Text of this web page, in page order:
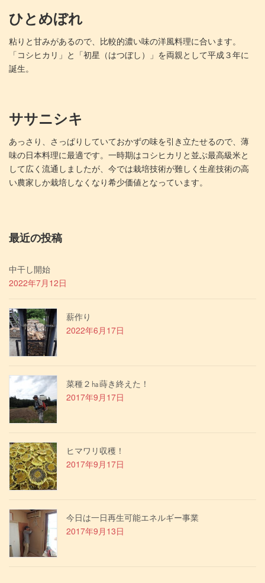
ひとめぼれ
粘りと甘みがあるので、比較的濃い味の洋風料理に合います。
「コシヒカリ」と「初星（はつぼし）」を両親として平成３年に
誕生。
ササニシキ
あっさり、さっぱりしていておかずの味を引き立たせるので、薄
味の日本料理に最適です。一時期はコシヒカリと並ぶ最高級米と
して広く流通しましたが、今では栽培技術が難しく生産技術の高
い農家しか栽培しなくなり希少価値となっています。
最近の投稿
中干し開始
2022年7月12日
薪作り
2022年6月17日
菜種２㏊蒔き終えた！
2017年9月17日
ヒマワリ収穫！
2017年9月17日
今日は一日再生可能エネルギー事業
2017年9月13日